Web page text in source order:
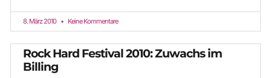
8. März 2010 Keine Kommentare
Rock Hard Festival 2010: Zuwachs im
Billing